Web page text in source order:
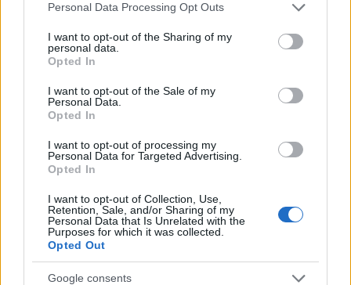
Please note that this website/app uses one or more Google
not limited to your visit or usage behaviour. You may click to
grant or deny consent to Google and its third-party tags to
use your data for below specified purposes in below Google
consent section.
Personal Data Processing Opt Outs
I want to opt-out of the Sharing of my
personal data.
Opted In
I want to opt-out of the Sale of my
Personal Data.
Opted In
I want to opt-out of processing my
Personal Data for Targeted Advertising.
Opted In
I want to opt-out of Collection, Use,
Retention, Sale, and/or Sharing of my
Personal Data that Is Unrelated with the
Purposes for which it was collected.
Opted Out
Google consents